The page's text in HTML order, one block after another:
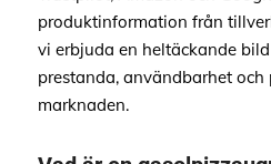
produktinformation från
vi erbjuda en heltäckande
prestanda, användbarhet
marknaden.